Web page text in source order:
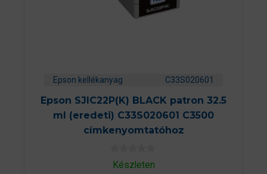
Epson kellékanyag C33S020601
Epson SJIC22P(K) BLACK patron 32.5
ml (eredeti) C33S020601 C3500
címkenyomtatóhoz
0
aKészleten